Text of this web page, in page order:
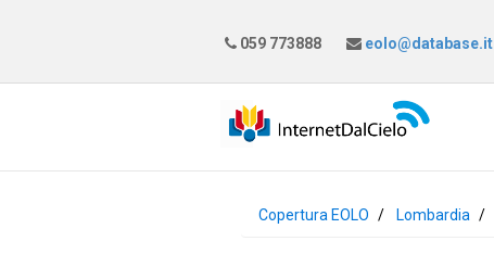
059 773888 eolo@database.it
Copertura EOLO Lombardia